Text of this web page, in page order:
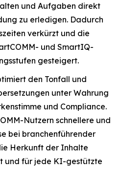
und Aufgaben direkt
zu erledigen. Dadurch
verkürzt und die
und SmartIQ-
gesteigert.
den Tonfall und
unter Wahrung
und Compliance.
Nutzern schnellere und
bei branchenführender
Herkunft der Inhalte
und für jede KI-gestützte